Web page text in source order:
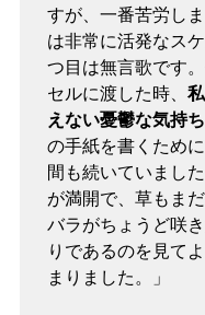
すが、一番苦労し
は非常に活発なス
つ目は無言歌です
セルに渡した時、
えない憂鬱な気持ち
の手紙を書くため
間も続いていまし
が満開で、草もまだ
バラがちょうど咲
りであるのを見て
まりました。」